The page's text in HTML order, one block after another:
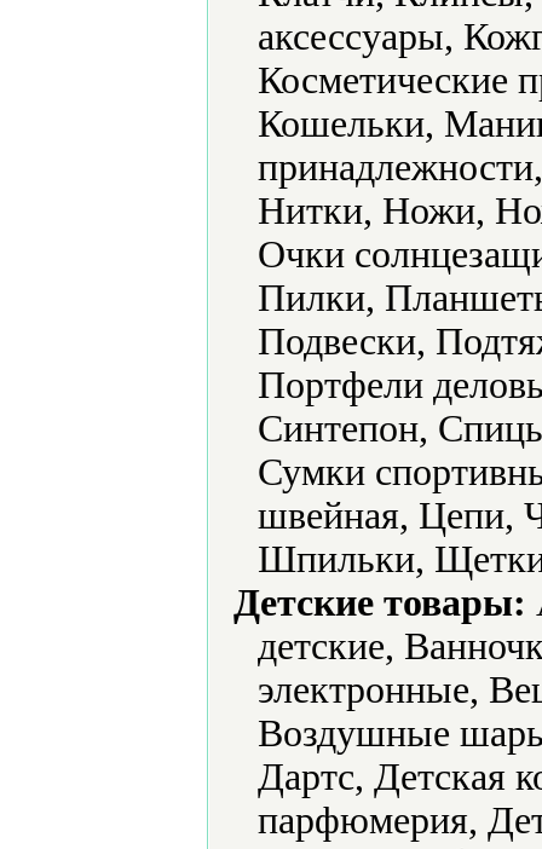
аксессуары,
Косметические
Кошельки,
Нитки, Ножи,
Очки
Пилки,
Подвески,
Портфели
Синтепон,
Сумки
швейная,
Шпильки,
Детские товары:
детские,
электронные,
Воздушные
Дартс, Детская
парфюмерия,